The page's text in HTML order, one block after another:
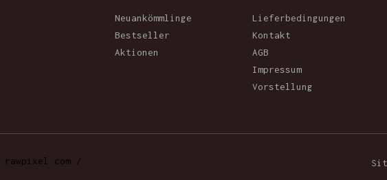
Neuankömmlinge
Bestseller
Aktionen
Lieferbedingungen
Kontakt
AGB
Impressum
Vorstellung
rawpixel.com /